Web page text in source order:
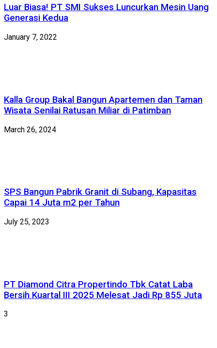
Luar Biasa! PT SMI Sukses Luncurkan Mesin Uang
Generasi Kedua
January 7, 2022
Kalla Group Bakal Bangun Apartemen dan Taman
Wisata Senilai Ratusan Miliar di Patimban
March 26, 2024
SPS Bangun Pabrik Granit di Subang, Kapasitas
Capai 14 Juta m2 per Tahun
July 25, 2023
PT Diamond Citra Propertindo Tbk Catat Laba
Bersih Kuartal III 2025 Melesat Jadi Rp 855 Juta
3